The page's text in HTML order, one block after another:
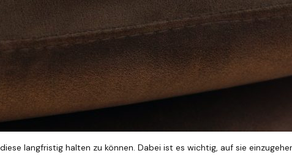
langfristig halten zu können. Dabei ist es wichtig, auf sie